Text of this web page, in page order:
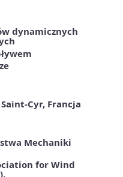
dynamicznych
Cyr, Francja
Mechaniki
for Wind